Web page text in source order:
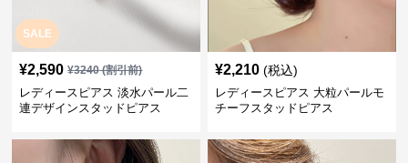
SALE
¥2,590 ¥3240(割引前)
レディースピアス 淡水パール二
連デザインスタッドピアス
¥2,210 (税込)
レディースピアス 大粒パールモ
チーフスタッドピアス